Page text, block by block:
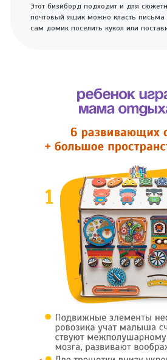
Этот бизиборд подходит и для
почтовый ящик можно класть
сам домик поселить кукол или